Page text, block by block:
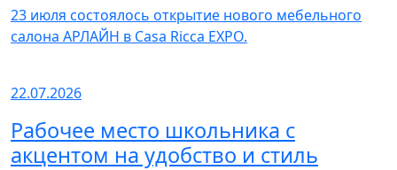
23 июля состоялось открытие нового мебельного
салона АРЛАЙН в Casa Ricca EXPO.
22.07.2026
Рабочее место школьника с
акцентом на удобство и стиль